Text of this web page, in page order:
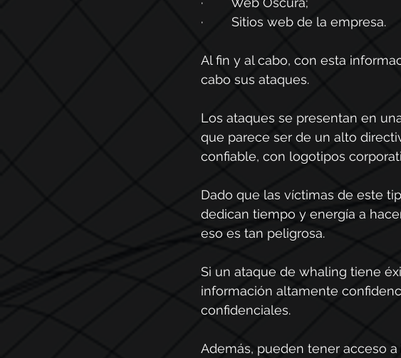
·        Sitios web de la empresa.
Al fin y al cabo, con esta
cabo sus ataques.
Los ataques se presentan en
que parece ser de un alto
confiable, con logotipos
Dado que las víctimas de este
dedican tiempo y energía a
eso es tan peligrosa.
Si un ataque de whaling tiene
información altamente
confidenciales.
Además, pueden tener acceso